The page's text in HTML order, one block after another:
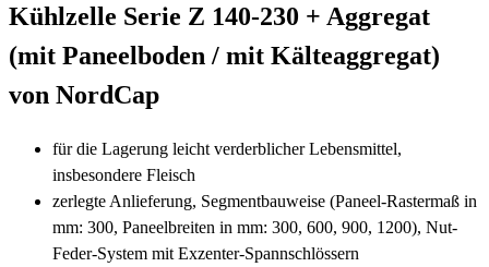
Kühlzelle Serie Z 140-230 + Aggregat
(mit Paneelboden / mit Kälteaggregat)
von NordCap
für die Lagerung leicht verderblicher Lebensmittel,
insbesondere Fleisch
zerlegte Anlieferung, Segmentbauweise (Paneel-Rastermaß in
mm: 300, Paneelbreiten in mm: 300, 600, 900, 1200), Nut-
Feder-System mit Exzenter-Spannschlössern